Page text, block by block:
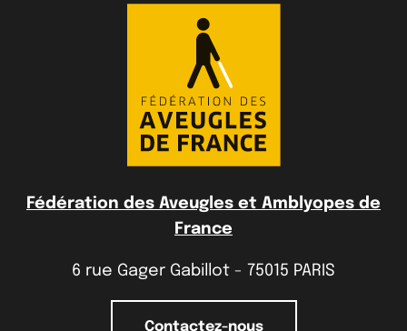
Fédération des Aveugles et Amblyopes de
France
6 rue Gager Gabillot - 75015 PARIS
Contactez-nous